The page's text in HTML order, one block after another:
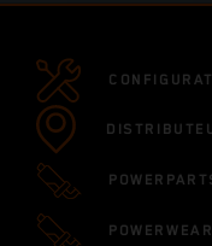
POWERWEAR